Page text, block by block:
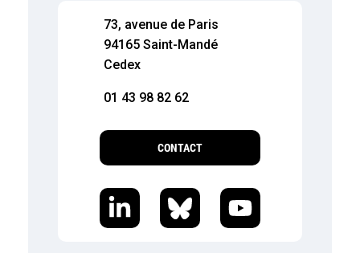
73, avenue de Paris
94165 Saint-Mandé
Cedex
01 43 98 82 62
CONTACT